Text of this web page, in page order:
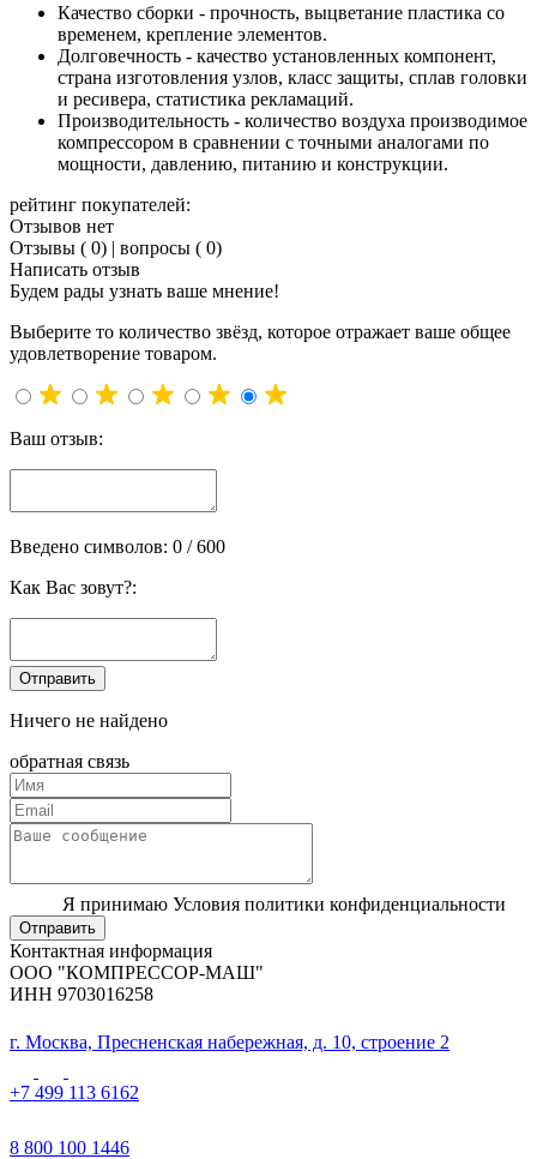
Качество сборки - прочность, выцветание пластика со
временем, крепление элементов.
Долговечность - качество установленных компонент,
страна изготовления узлов, класс защиты, сплав головки
и ресивера, статистика рекламаций.
Производительность - количество воздуха производимое
компрессором в сравнении с точными аналогами по
мощности, давлению, питанию и конструкции.
рейтинг покупателей:
Отзывов нет
Отзывы ( 0) | вопросы ( 0)
Написать отзыв
Будем рады узнать ваше мнение!
Выберите то количество звёзд, которое отражает ваше общее
удовлетворение товаром.
Ваш отзыв:
Введено символов: 0 / 600
Как Вас зовут?:
Ничего не найдено
обратная связь
Я принимаю Условия политики конфиденциальности
Отправить
Контактная информация
ООО "КОМПРЕССОР-МАШ"
ИНН 9703016258
г. Москва, Пресненская набережная, д. 10, строение 2
+7 499 113 6162
8 800 100 1446